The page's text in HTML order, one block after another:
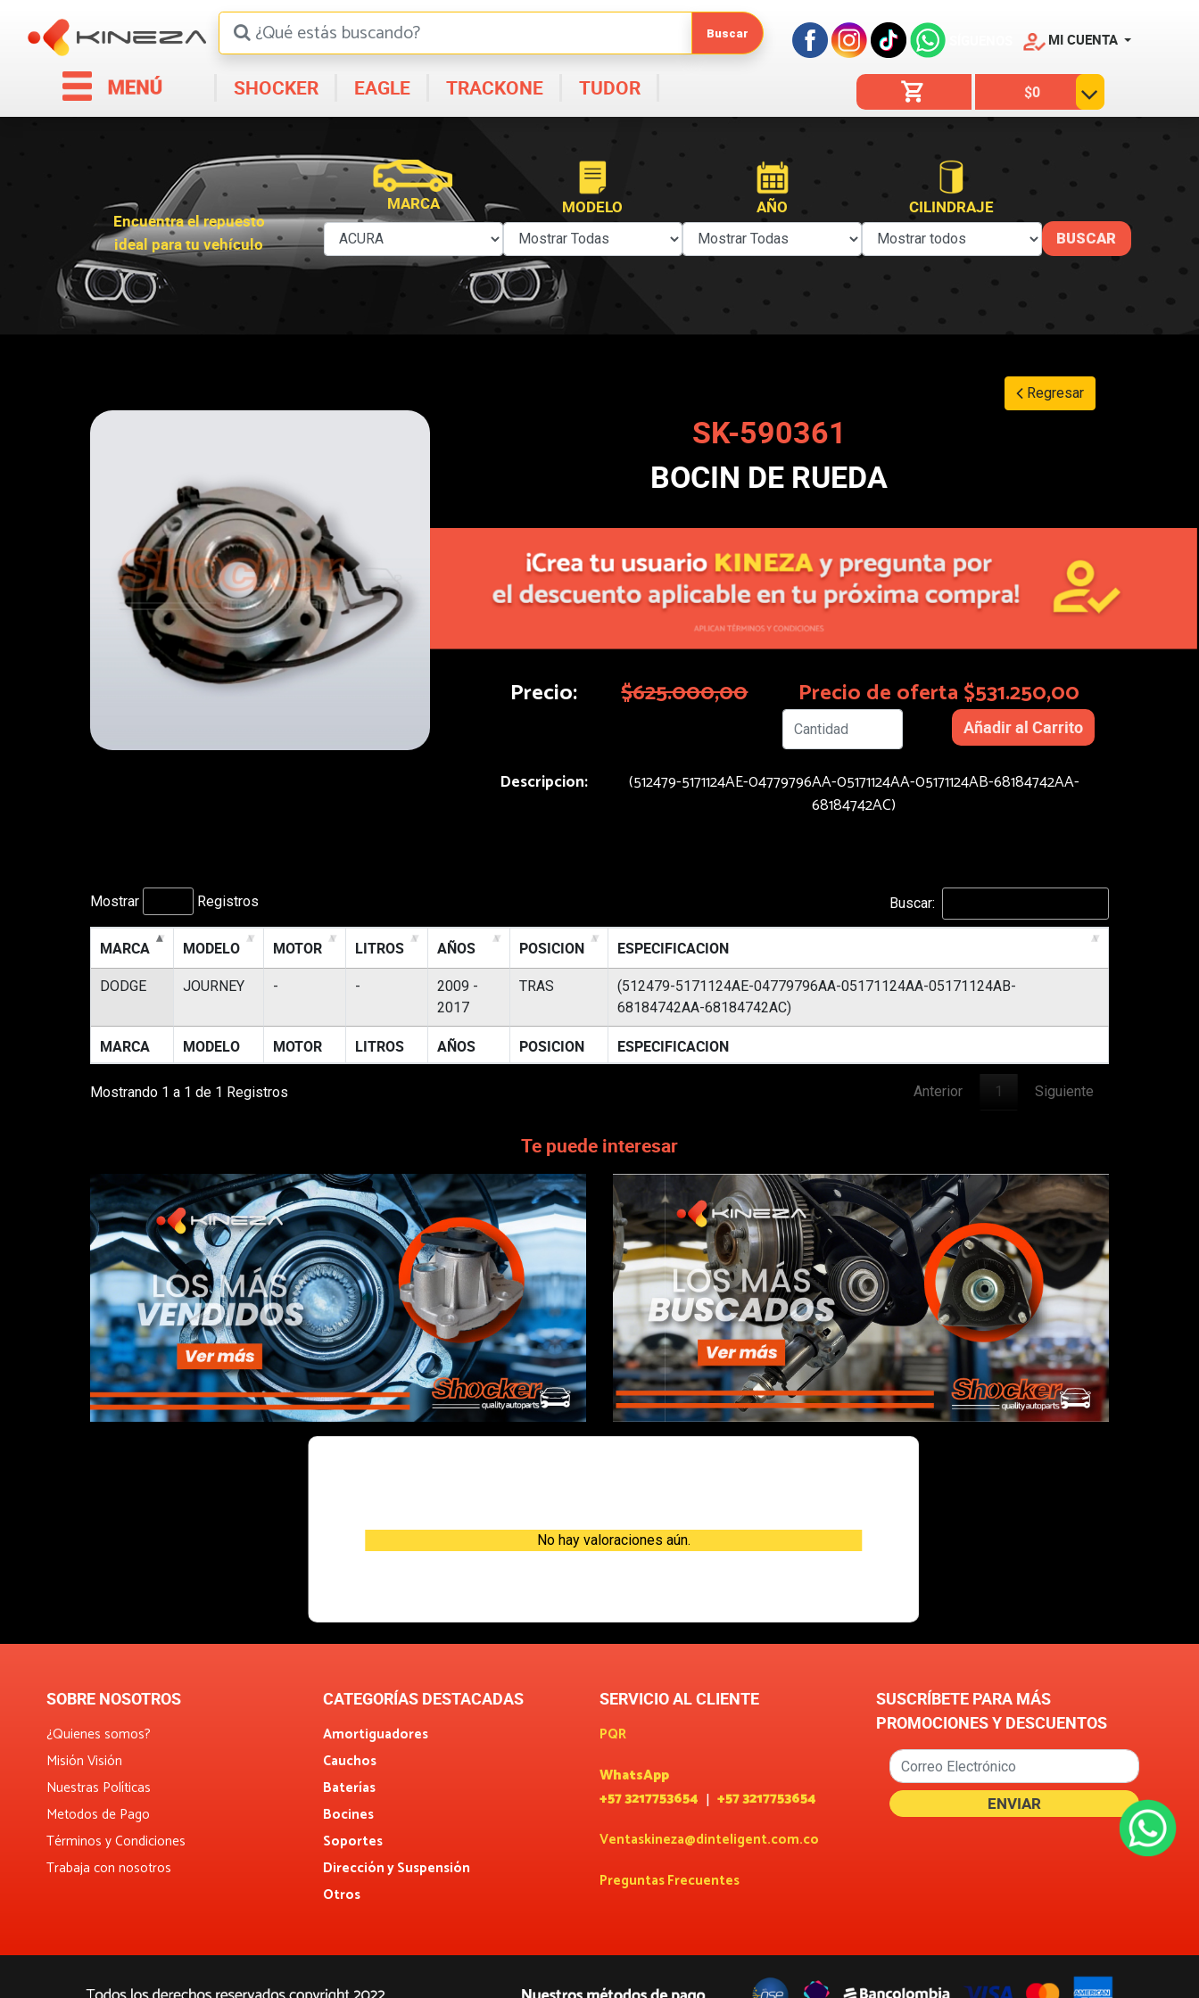
MI CUENTA
SHOCKER EAGLE TRACKONE TUDOR $0
Encuentra el repuesto
ideal para tu vehículo
MARCA MODELO AÑO CILINDRAJE
Regresar
SK-590361
BOCIN DE RUEDA
Precio: $625.000,00 Precio de oferta $531.250,00
Descripcion:
(512479-5171124AE-04779796AA-05171124AA-05171124AB-68184742AA-
68184742AC)
Mostrar Registros Buscar:
MARCA MODELO MOTOR LITROS AÑOS POSICION ESPECIFICACION
DODGE JOURNEY - -
2009 -
2017
TRAS
(512479-5171124AE-04779796AA-05171124AA-05171124AB-
68184742AA-68184742AC)
MARCA MODELO MOTOR LITROS AÑOS POSICION ESPECIFICACION
Mostrando 1 a 1 de 1 Registros Anterior 1 Siguiente
Te puede interesar
No hay valoraciones aún.
SOBRE NOSOTROS
¿Quienes somos?
Misión Visión
Nuestras Políticas
Metodos de Pago
Términos y Condiciones
Trabaja con nosotros
CATEGORÍAS DESTACADAS
Amortiguadores
Cauchos
Baterías
Bocines
Soportes
Dirección y Suspensión
Otros
SERVICIO AL CLIENTE
PQR
WhatsApp
+57 3217753654
+57 3217753654
Ventaskineza@dinteligent.com.co
Preguntas Frecuentes
SUSCRÍBETE PARA MÁS
PROMOCIONES Y DESCUENTOS